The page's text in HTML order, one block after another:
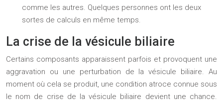
comme les autres. Quelques personnes ont les deux
sortes de calculs en même temps.
La crise de la vésicule biliaire
Certains composants apparaissent parfois et provoquent une
aggravation ou une perturbation de la vésicule biliaire. Au
moment où cela se produit, une condition atroce connue sous
le nom de crise de la vésicule biliaire devient une chance.